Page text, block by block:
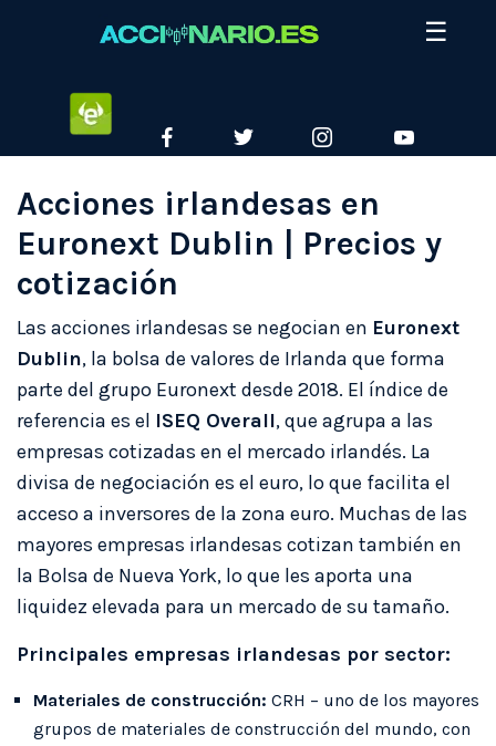
☰
Acciones irlandesas en
Euronext Dublin | Precios y
cotización
Las acciones irlandesas se negocian en Euronext
Dublin, la bolsa de valores de Irlanda que forma
parte del grupo Euronext desde 2018. El índice de
referencia es el ISEQ Overall, que agrupa a las
empresas cotizadas en el mercado irlandés. La
divisa de negociación es el euro, lo que facilita el
acceso a inversores de la zona euro. Muchas de las
mayores empresas irlandesas cotizan también en
la Bolsa de Nueva York, lo que les aporta una
liquidez elevada para un mercado de su tamaño.
Principales empresas irlandesas por sector:
Materiales de construcción: CRH – uno de los mayores
grupos de materiales de construcción del mundo, con